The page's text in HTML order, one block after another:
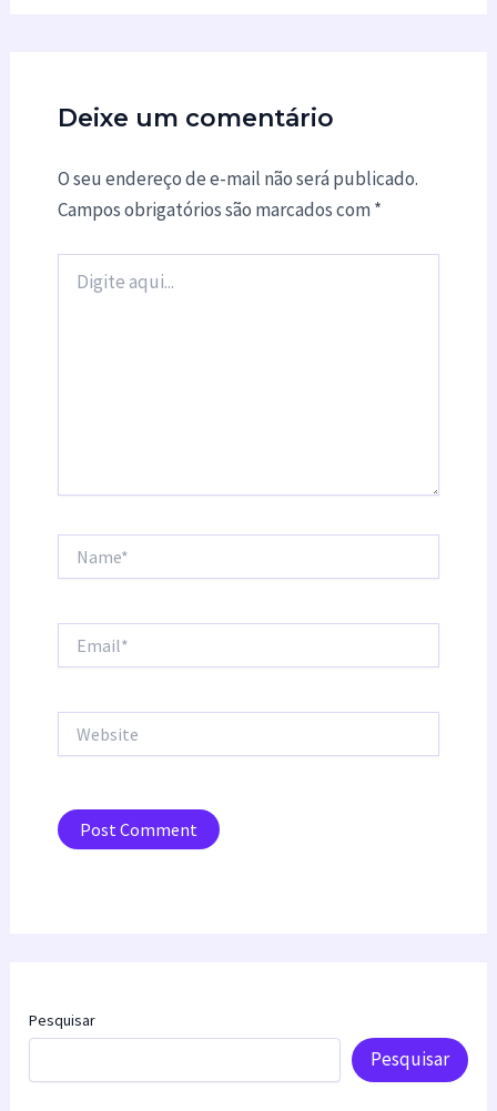
Deixe um comentário
O seu endereço de e-mail não será publicado.
Campos obrigatórios são marcados com*
aqui...
Pesquisar
Pesquisar